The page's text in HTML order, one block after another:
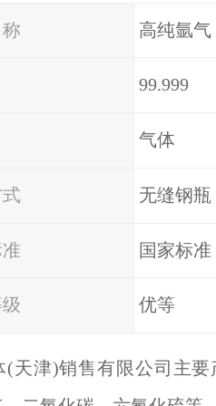
高纯氩气
99.999
气体
无缝钢瓶
国家标准
优等
(天津)销售有限公司主